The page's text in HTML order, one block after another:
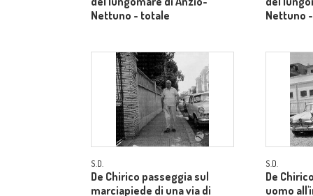
Nettuno - totale
Nettuno
S.D.
De Chirico passeggia sul
marciapiede di una via di
S.D.
De
uomo